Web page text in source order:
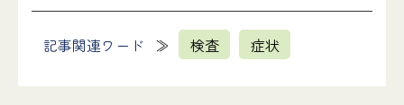
記事関連ワード 検査 症状